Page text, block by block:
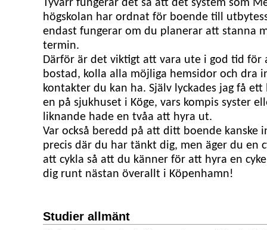
Tyvärr fungerar det så att det system som
högskolan har ordnat för boende till
endast fungerar om du planerar att stanna
termin.
Därför är det viktigt att vara ute i god tid för
bostad, kolla alla möjliga hemsidor och dra
kontakter du kan ha. Själv lyckades jag få
en på sjukhuset i Köge, vars kompis syster
liknande hade en tvåa att hyra ut.
Var också beredd på att ditt boende kanske
precis där du har tänkt dig, men äger du en
att cykla så att du känner för att hyra en
dig runt nästan överallt i Köpenhamn!
Studier allmänt